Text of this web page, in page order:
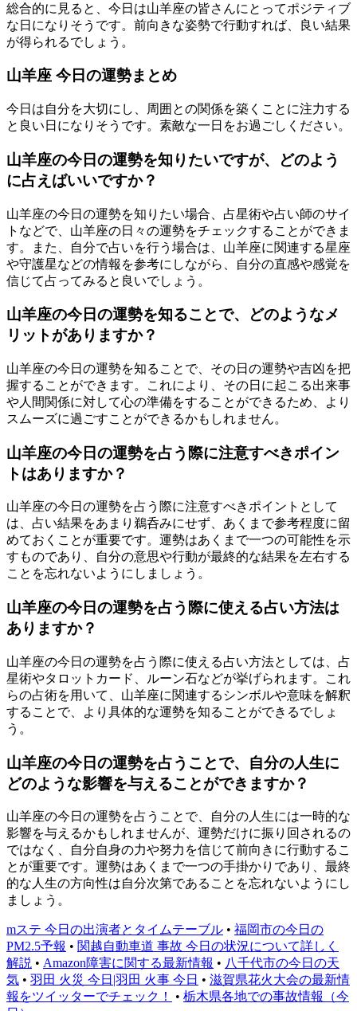
総合的に見ると、今日は山羊座の皆さんにとってポジティブ
な日になりそうです。前向きな姿勢で行動すれば、良い結果
が得られるでしょう。
山羊座 今日の運勢まとめ
今日は自分を大切にし、周囲との関係を築くことに注力する
と良い日になりそうです。素敵な一日をお過ごしください。
山羊座の今日の運勢を知りたいですが、どのよう
に占えばいいですか？
山羊座の今日の運勢を知りたい場合、占星術や占い師のサイ
トなどで、山羊座の日々の運勢をチェックすることができま
す。また、自分で占いを行う場合は、山羊座に関連する星座
や守護星などの情報を参考にしながら、自分の直感や感覚を
信じて占ってみると良いでしょう。
山羊座の今日の運勢を知ることで、どのようなメ
リットがありますか？
山羊座の今日の運勢を知ることで、その日の運勢や吉凶を把
握することができます。これにより、その日に起こる出来事
や人間関係に対して心の準備をすることができるため、より
スムーズに過ごすことができるかもしれません。
山羊座の今日の運勢を占う際に注意すべきポイン
トはありますか？
山羊座の今日の運勢を占う際に注意すべきポイントとして
は、占い結果をあまり鵜呑みにせず、あくまで参考程度に留
めておくことが重要です。運勢はあくまで一つの可能性を示
すものであり、自分の意思や行動が最終的な結果を左右する
ことを忘れないようにしましょう。
山羊座の今日の運勢を占う際に使える占い方法は
ありますか？
山羊座の今日の運勢を占う際に使える占い方法としては、占
星術やタロットカード、ルーン石などが挙げられます。これ
らの占術を用いて、山羊座に関連するシンボルや意味を解釈
することで、より具体的な運勢を知ることができるでしょ
う。
山羊座の今日の運勢を占うことで、自分の人生に
どのような影響を与えることができますか？
山羊座の今日の運勢を占うことで、自分の人生には一時的な
影響を与えるかもしれませんが、運勢だけに振り回されるの
ではなく、自分自身の力や努力を信じて前向きに行動するこ
とが重要です。運勢はあくまで一つの手掛かりであり、最終
的な人生の方向性は自分次第であることを忘れないようにし
ましょう。
mステ 今日の出演者とタイムテーブル • 福岡市の今日の
PM2.5予報 • 関越自動車道 事故 今日の状況について詳しく
解説 • Amazon障害に関する最新情報 • 八千代市の今日の天
気 • 羽田 火災 今日|羽田 火事 今日 • 滋賀県花火大会の最新情
報をツイッターでチェック！
• 栃木県各地での事故情報（今